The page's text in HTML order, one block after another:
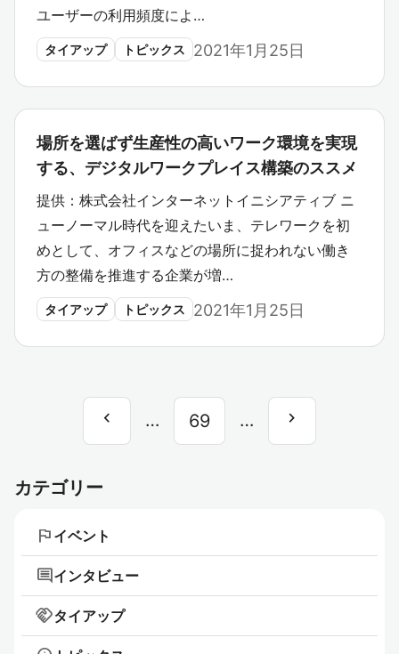
ユーザーの利用頻度によ…
タイアップ トピックス 2021年1月25日
場所を選ばず生産性の高いワーク環境を実現
する、デジタルワークプレイス構築のススメ
提供：株式会社インターネットイニシアティブ ニ
ューノーマル時代を迎えたいま、テレワークを初
めとして、オフィスなどの場所に捉われない働き
方の整備を推進する企業が増…
タイアップ トピックス 2021年1月25日
chevron_left … 69 … chevron_right
カテゴリー
flag イベント
commentインタビュー
handshakeタイアップ